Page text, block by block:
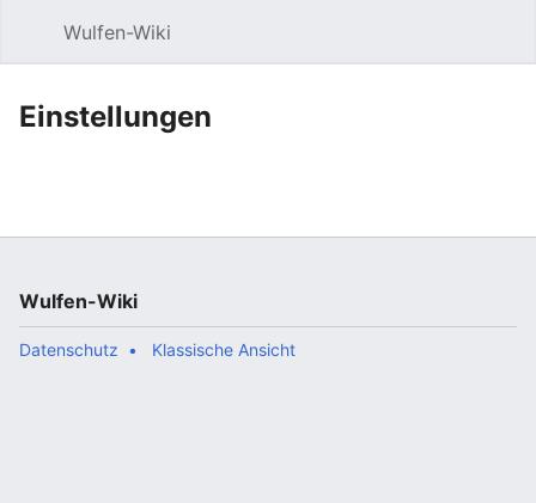
Wulfen-Wiki
Einstellungen
Wulfen-Wiki
Datenschutz Klassische Ansicht